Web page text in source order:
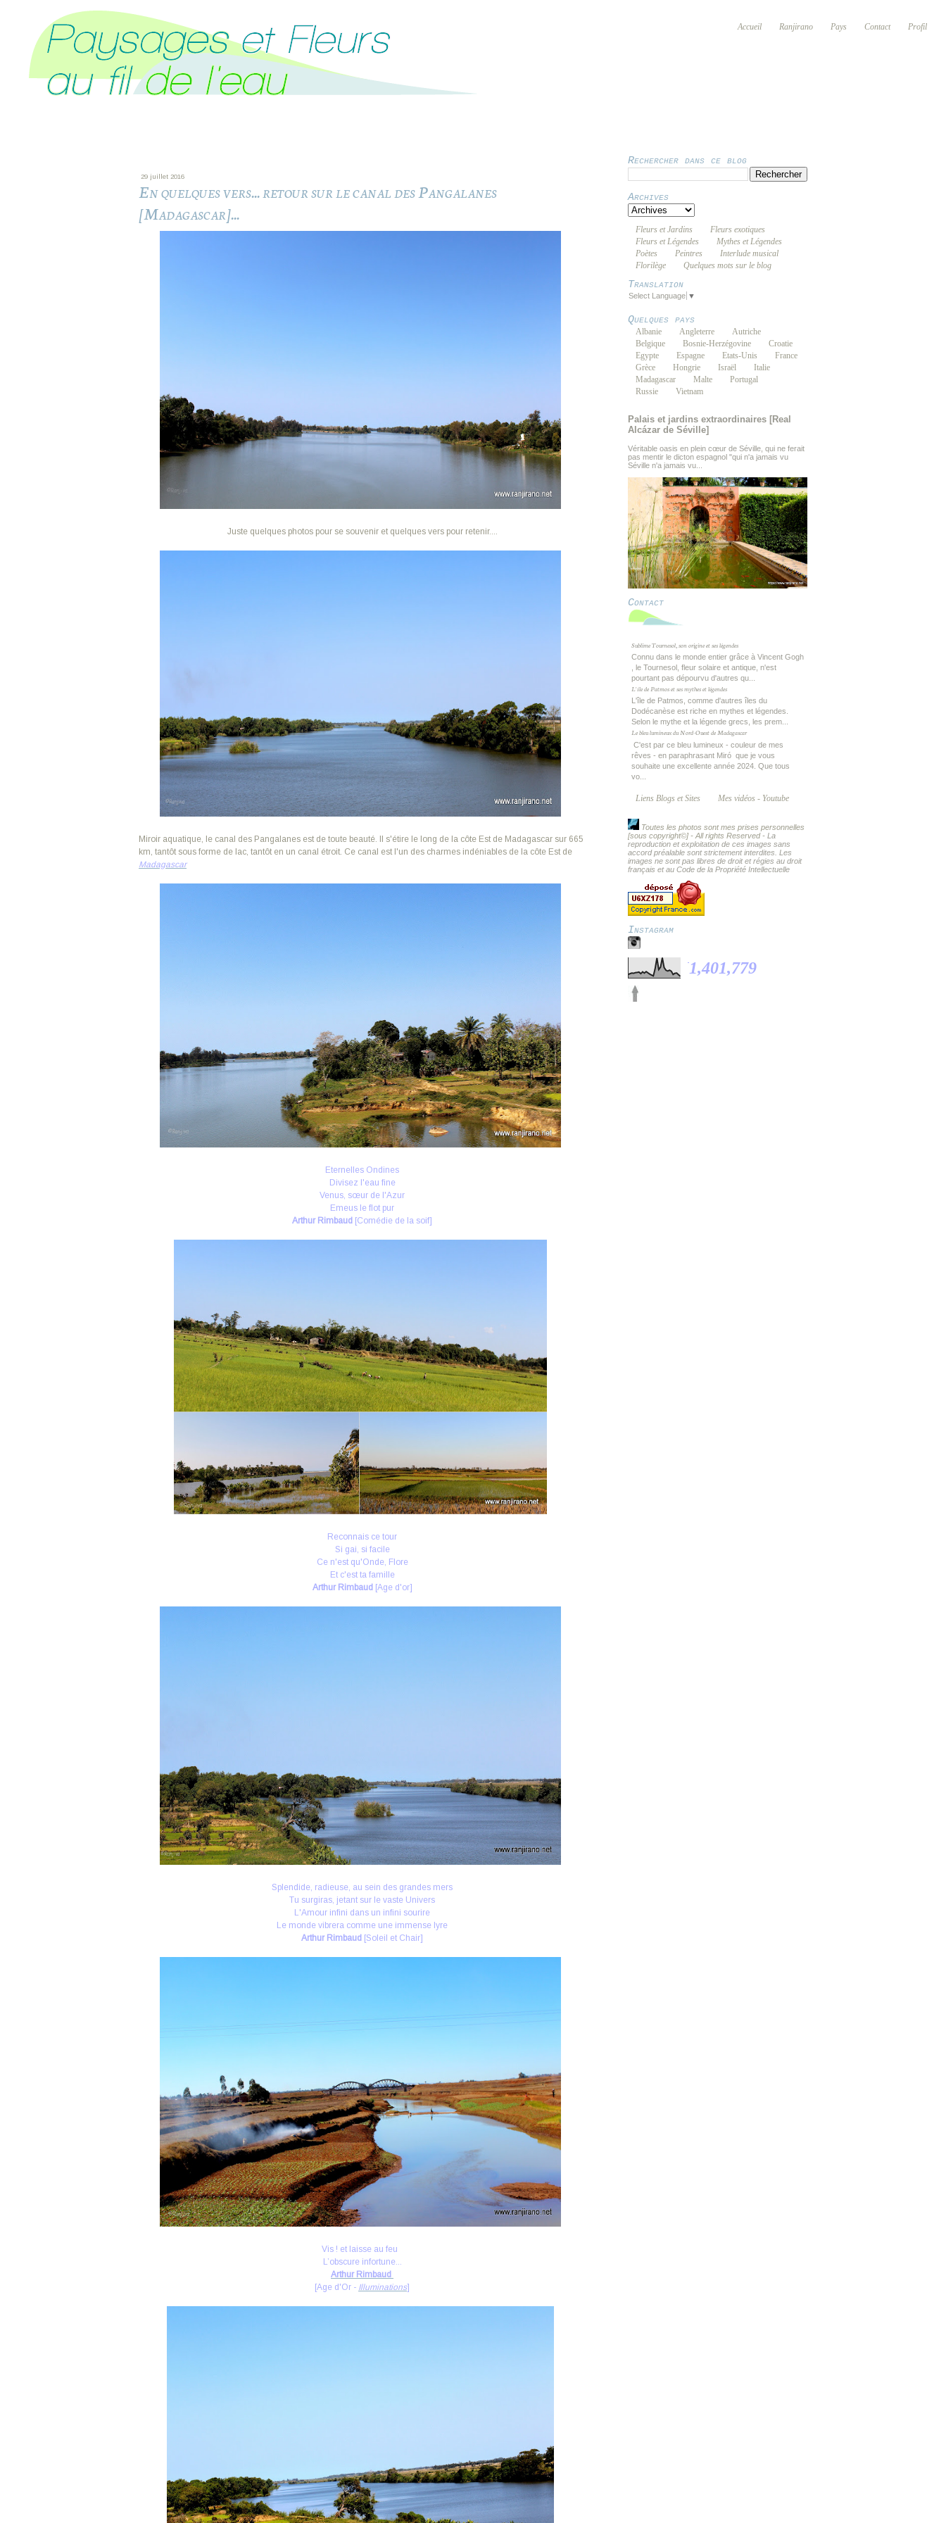
Accueil Ranjirano Pays Contact Profil
29 juillet 2016
En quelques vers... retour sur le canal des Pangalanes
[Madagascar]...
Juste quelques photos pour se souvenir et quelques vers pour retenir....
Miroir aquatique, le canal des Pangalanes est de toute beauté. Il s'étire le long de la côte Est de Madagascar sur 665
km, tantôt sous forme de lac, tantôt en un canal étroit. Ce canal est l'un des charmes indéniables de la côte Est de
Madagascar
Eternelles Ondines
Divisez l'eau fine
Venus, sœur de l'Azur
Emeus le flot pur
Arthur Rimbaud [Comédie de la soif]
Reconnais ce tour
Si gai, si facile
Ce n'est qu'Onde, Flore
Et c'est ta famille
Arthur Rimbaud [Age d'or]
Splendide, radieuse, au sein des grandes mers
Tu surgiras, jetant sur le vaste Univers
L'Amour infini dans un infini sourire
Le monde vibrera comme une immense lyre
Arthur Rimbaud [Soleil et Chair]
Vis ! et laisse au feu
L’obscure infortune...
Arthur Rimbaud
[Age d'Or - Illuminations]
Rechercher dans ce blog
Archives
Fleurs et Jardins
Fleurs exotiques
Fleurs et Légendes
Mythes et Légendes
Poètes
Peintres
Interlude musical
Florilège
Quelques mots sur le blog
Translation
Select Language ▼
Quelques pays
Albanie Angleterre
Autriche
Belgique
Bosnie-Herzégovine
Croatie
Egypte
Espagne Etats-Unis
France
Grèce
Hongrie Israël
Italie
Madagascar
Malte
Portugal
Russie
Vietnam
Palais et jardins extraordinaires [Real
Alcázar de Séville]
Véritable oasis en plein cœur de Séville, qui ne ferait
pas mentir le dicton espagnol "qui n'a jamais vu
Séville n'a jamais vu...
Contact
Sublime Tournesol, son origine et ses légendes
Connu dans le monde entier grâce à Vincent Gogh
, le Tournesol, fleur solaire et antique, n'est
pourtant pas dépourvu d'autres qu...
L'île de Patmos et ses mythes et légendes
L'île de Patmos, comme d'autres îles du
Dodécanèse est riche en mythes et légendes.
Selon le mythe et la légende grecs, les prem...
Le bleu lumineux du Nord-Ouest de Madagascar
C'est par ce bleu lumineux - couleur de mes
rêves - en paraphrasant Miró que je vous
souhaite une excellente année 2024. Que tous
vo...
Liens Blogs et Sites Mes vidéos - Youtube
Toutes les photos sont mes prises personnelles
[sous copyright©] - All rights Reserved - La
reproduction et exploitation de ces images sans
accord préalable sont strictement interdites. Les
images ne sont pas libres de droit et régies au droit
français et au Code de la Propriété Intellectuelle
Instagram
1,401,779